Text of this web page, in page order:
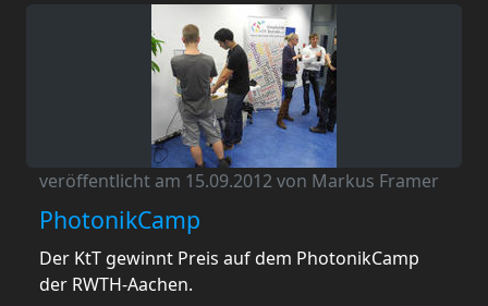
veröffentlicht am 15.09.2012 von Markus Framer
PhotonikCamp
Der KtT gewinnt Preis auf dem PhotonikCamp
der RWTH-Aachen.